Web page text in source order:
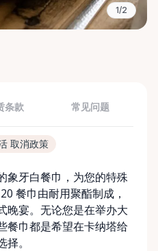
1/2
条款 常见问题
取消政策
象牙白餐巾，为您的特殊
餐巾由耐用聚酯制成，
晚宴。无论您是在举办大
餐巾都是希望在卡纳塔给
。